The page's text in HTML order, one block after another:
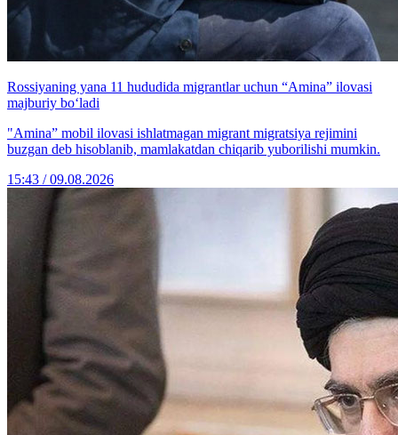
Rossiyaning yana 11 hududida migrantlar uchun “Amina” ilovasi
majburiy bo‘ladi
"Amina” mobil ilovasi ishlatmagan migrant migratsiya rejimini
buzgan deb hisoblanib, mamlakatdan chiqarib yuborilishi mumkin.
15:43 / 09.08.2026